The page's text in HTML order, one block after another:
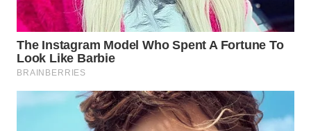
WN
SULUT
WN
MALUKU